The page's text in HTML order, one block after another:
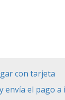
con tarjeta
envía el pago a